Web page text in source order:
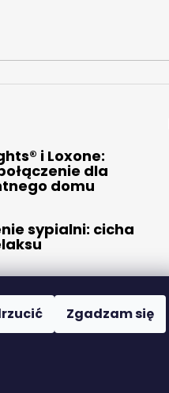
Zgadzam się
i Loxone:
dla
domu
sypialni: cicha
oświetlenie